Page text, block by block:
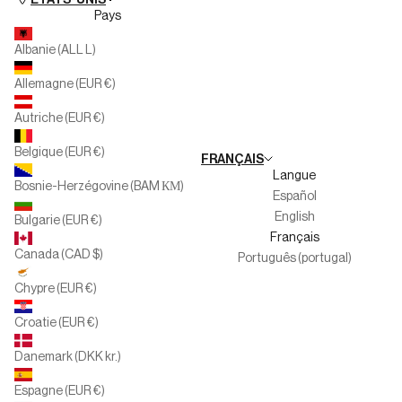
Personal Shopper Collection
Silbon Seconde Vie
Multimarque
Familles nombreuses
Canal de l'informateur
Pays
Albanie (ALL L)
Allemagne (EUR €)
Autriche (EUR €)
Belgique (EUR €)
Bosnie-Herzégovine (BAM КМ)
Bulgarie (EUR €)
Canada (CAD $)
Chypre (EUR €)
Croatie (EUR €)
Danemark (DKK kr.)
Espagne (EUR €)
FRANÇAIS
Langue
Español
English
Français
Português (portugal)